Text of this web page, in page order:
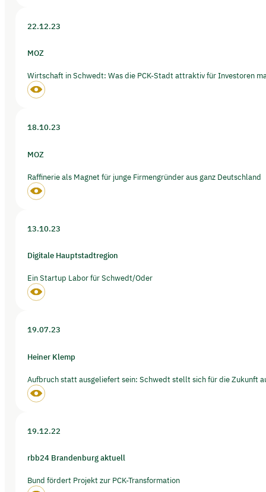
22.12.23
MOZ
Wirtschaft in Schwedt: Was die PCK-Stadt attraktiv für Investoren
18.10.23
MOZ
Raffinerie als Magnet für junge Firmengründer aus ganz Deutschland
13.10.23
Digitale Hauptstadtregion
Ein Startup Labor für Schwedt/Oder
19.07.23
Heiner Klemp
Aufbruch statt ausgeliefert sein: Schwedt stellt sich für die Zukunft
19.12.22
rbb24 Brandenburg aktuell
Bund fördert Projekt zur PCK-Transformation